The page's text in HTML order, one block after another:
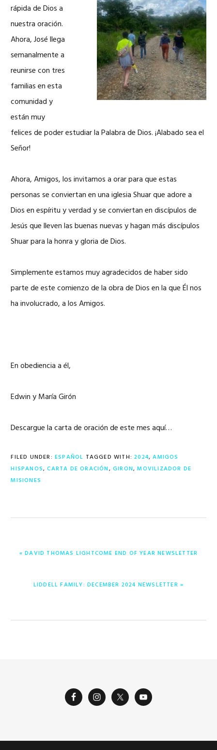
rápida de Dios a
nuestra oración.
Ahora, José llega
semanalmente a
reunirse con tres
familias en esta
comunidad y
están muy
felices de poder estudiar la Palabra de Dios. ¡Alabado sea el
Señor!
Ahora, Amigos, los invitamos a orar para que estas
personas se conviertan en una iglesia Shuar que adore a
Dios en espíritu y verdad y se conviertan en discípulos de
Jesús que lleven las buenas nuevas y hagan más discípulos
Shuar para la honra y gloria de Dios.
Simplemente estamos muy agradecidos de haber sido
parte de este comienzo de la obra de Dios en la que Él nos
ha involucrado, a los Amigos.
En obediencia a él,
Edwin y María Girón
Descargue la carta de oración de este mes aquí…
FILED UNDER: ESPAÑOL TAGGED WITH:2024,AMIGOS
HISPANOS,CARTA DE ORACIÓN,GIRON,MOVILIZADOR DE
MISIONES
PREVIOUS
« DAVID THOMAS LIGHTCOME END OF YEAR NEWSLETTER
NEXT
LIDDELL FAMILY: DECEMBER 2024 NEWSLETTER »